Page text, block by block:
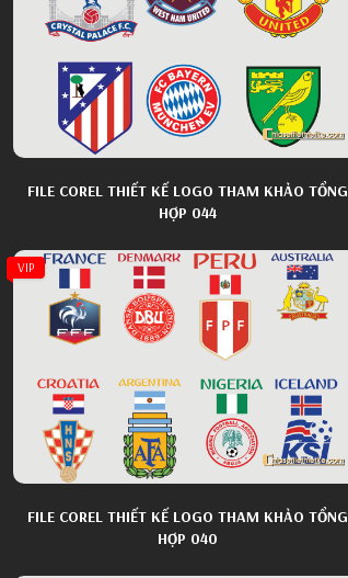
FILE COREL THIẾT KẾ LOGO THAM KHẢO TỔNG
HỢP 044
VIP
FILE COREL THIẾT KẾ LOGO THAM KHẢO TỔNG
HỢP 040